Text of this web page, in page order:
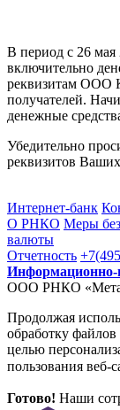
В период с 26 мая
включительно
реквизитам ООО
получателей.
денежные
Убедительно
реквизитов
Интернет-банк
О РНКО Меры
валюты
Отчетность
Информационно-
ООО РНКО
Продолжая
обработку
целью
пользования веб-
Готово! Наши